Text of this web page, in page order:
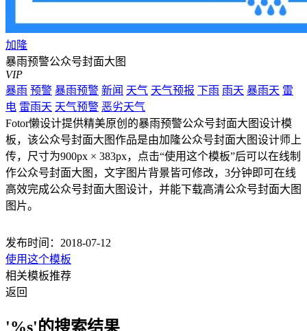
加隆
暴雨预警公众号封面大图
VIP
暴雨 预警 暴雨预警 新闻 天气 天气预报 下雨 雨天 暴雨天 雷
电 雷雨天 天气预警 恶劣天气
Fotor懒设计提供精美原创的暴雨预警公众号封面大图设计模
板，该公众号封面大图作品是由加隆公众号封面大图设计师上
传，尺寸为900px × 383px，点击“使用这个模板”后可以在线制
作公众号封面大图，文字图片背景皆可修改，3分钟即可在线
高效完成公众号封面大图设计，并能下载高清公众号封面大图
图片。
发布时间：2018-07-12
使用这个模板
相关模板推荐
返回
'%s'的搜索结果